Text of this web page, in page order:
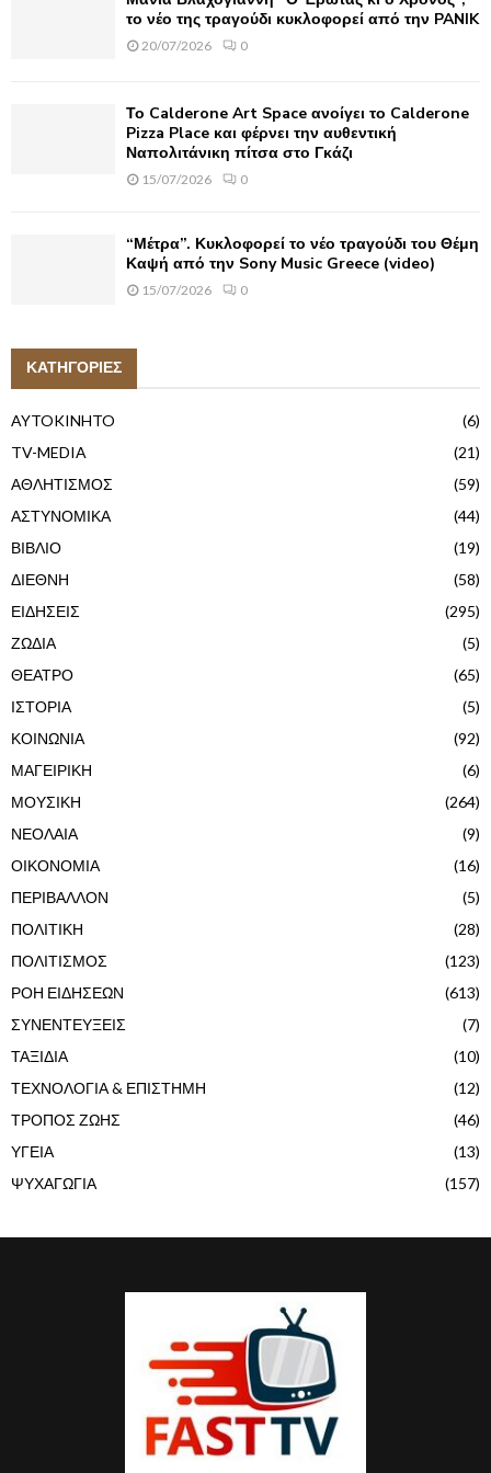
το νέο της τραγούδι κυκλοφορεί από την PANIK
20/07/2026 0
Το Calderone Art Space ανοίγει το Calderone
Pizza Place και φέρνει την αυθεντική
Ναπολιτάνικη πίτσα στο Γκάζι
15/07/2026 0
“Μέτρα”. Κυκλοφορεί το νέο τραγούδι του Θέμη
Καψή από την Sony Music Greece (video)
15/07/2026 0
ΚΑΤΗΓΟΡΙΕΣ
AYTOKINHTO
(6)
TV-MEDIA
(21)
ΑΘΛΗΤΙΣΜΟΣ
(59)
ΑΣΤΥΝΟΜΙΚΑ
(44)
ΒΙΒΛΙΟ
(19)
ΔΙΕΘΝΗ
(58)
ΕΙΔΗΣΕΙΣ
(295)
ΖΩΔΙΑ
(5)
ΘΕΑΤΡΟ
(65)
ΙΣΤΟΡΙΑ
(5)
ΚΟΙΝΩΝΙΑ
(92)
ΜΑΓΕΙΡΙΚΗ
(6)
ΜΟΥΣΙΚΗ
(264)
ΝΕΟΛΑΙΑ
(9)
ΟΙΚΟΝΟΜΙΑ
(16)
ΠΕΡΙΒΑΛΛΟΝ
(5)
ΠΟΛΙΤΙΚΗ
(28)
ΠΟΛΙΤΙΣΜΟΣ
(123)
ΡΟΗ ΕΙΔΗΣΕΩΝ
(613)
ΣΥΝΕΝΤΕΥΞΕΙΣ
(7)
ΤΑΞΙΔΙΑ
(10)
ΤΕΧΝΟΛΟΓΙΑ & ΕΠΙΣΤΗΜΗ
(12)
ΤΡΟΠΟΣ ΖΩΗΣ
(46)
ΥΓΕΙΑ
(13)
ΨΥΧΑΓΩΓΙΑ
(157)